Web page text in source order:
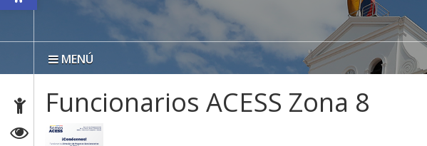
MENÚ
Funcionarios ACESS Zona 8